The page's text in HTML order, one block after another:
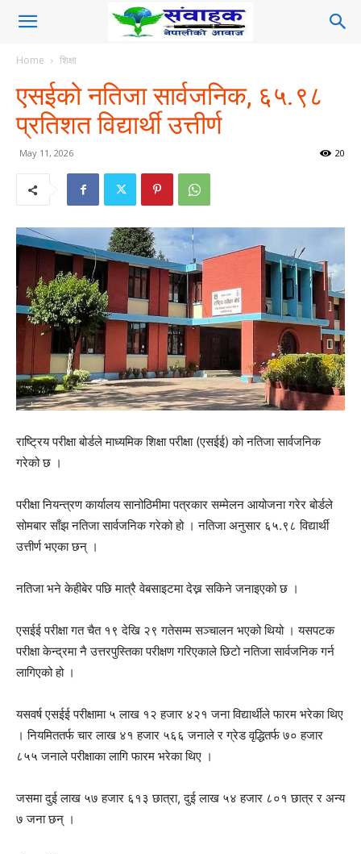
Home शिक्षा
एसईको नतिजा सार्वजनिक, ६५.९८
प्रतिशत विद्यार्थी उत्तीर्ण
May 11, 2026 20
राष्ट्रिय परीक्षा बोर्डले माध्यमिक शिक्षा परीक्षा (एसईई) को नतिजा सार्वजनिक
गरेको छ ।
परीक्षा नियन्त्रण कार्यालय सानोठिमीमा पत्रकार सम्मेलन आयोजना गरेर बोर्डले
सोमबार साँझ नतिजा सार्वजनिक गरेको हो । नतिजा अनुसार ६५.९८ विद्यार्थी
उत्तीर्ण भएका छन् ।
नतिजा भने केहीबेर पछि मात्रै वेबसाइटमा देख्न सकिने जनाइएको छ ।
एसईई परीक्षा गत चैत १९ देखि २९ गतेसम्म सञ्चालन भएको थियो । यसपटक
परीक्षा केन्द्रमा नै उत्तरपुस्तिका परीक्षण गरिएकाले छिटो नतिजा सार्वजनिक गर्न
लागिएको हो ।
यसवर्ष एसईई परीक्षामा ५ लाख १२ हजार ४२१ जना विद्यार्थीले फारम भरेका थिए
। नियमिततर्फ चार लाख ४१ हजार ५६६ जनाले र ग्रेड वृद्धितर्फ ७० हजार
८५५ जनाले परीक्षाका लागि फारम भरेका थिए ।
जसमा दुई लाख ५७ हजार ६१३ छात्रा, दुई लाख ५४ हजार ८०१ छात्र र अन्य
७ जना छन् ।